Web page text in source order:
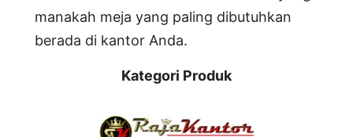
manakah meja yang paling dibutuhkan
berada di kantor Anda.
Kategori Produk